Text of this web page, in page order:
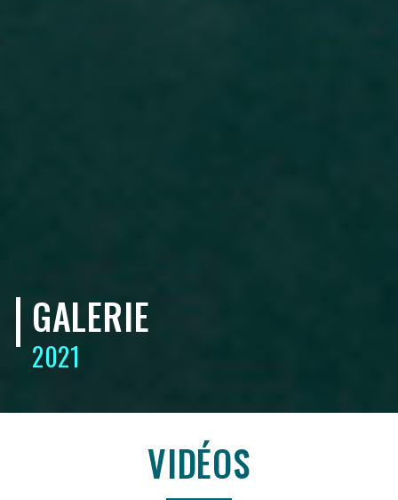
GALERIE
2021
VIDÉOS